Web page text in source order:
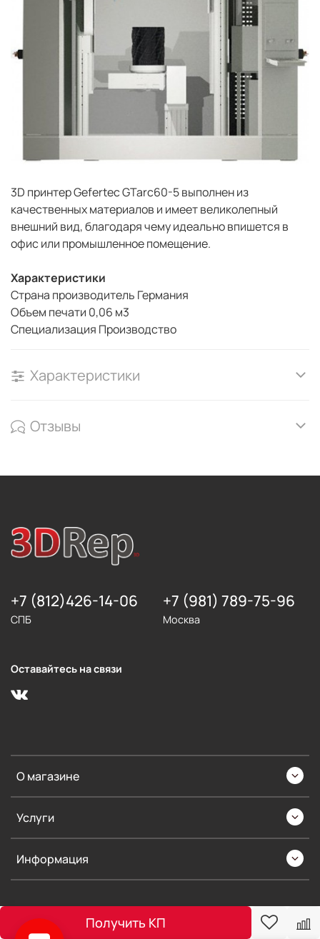
Получить КП
3D принтер Gefertec GTarc60-5 выполнен из
качественных материалов и имеет великолепный
внешний вид, благодаря чему идеально впишется в
офис или промышленное помещение.
Характеристики
Страна производитель Германия
Объем печати 0,06 м3
Специализация Производство
Характеристики
Отзывы
О магазине
Услуги
Информация
+7 (812)426-14-06
СПБ
+7 (981) 789-75-96
Москва
Оставайтесь на связи